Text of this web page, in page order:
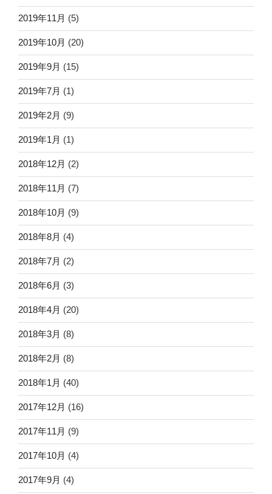
2019年11月 (5)
2019年10月 (20)
2019年9月 (15)
2019年7月 (1)
2019年2月 (9)
2019年1月 (1)
2018年12月 (2)
2018年11月 (7)
2018年10月 (9)
2018年8月 (4)
2018年7月 (2)
2018年6月 (3)
2018年4月 (20)
2018年3月 (8)
2018年2月 (8)
2018年1月 (40)
2017年12月 (16)
2017年11月 (9)
2017年10月 (4)
2017年9月 (4)